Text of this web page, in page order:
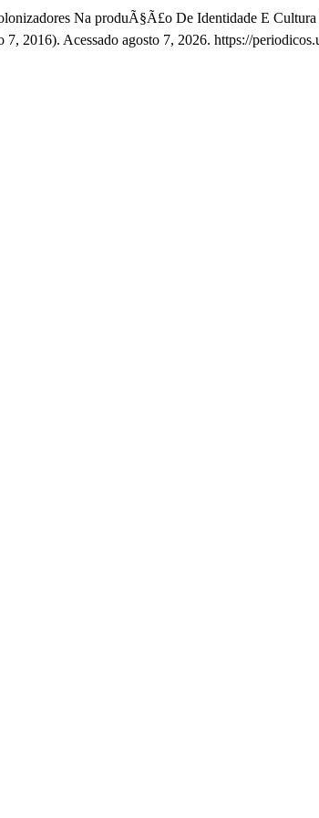
Na produÃ§Ã£o De Identidade E Cultura
7, 2016). Acessado agosto 7, 2026. https://